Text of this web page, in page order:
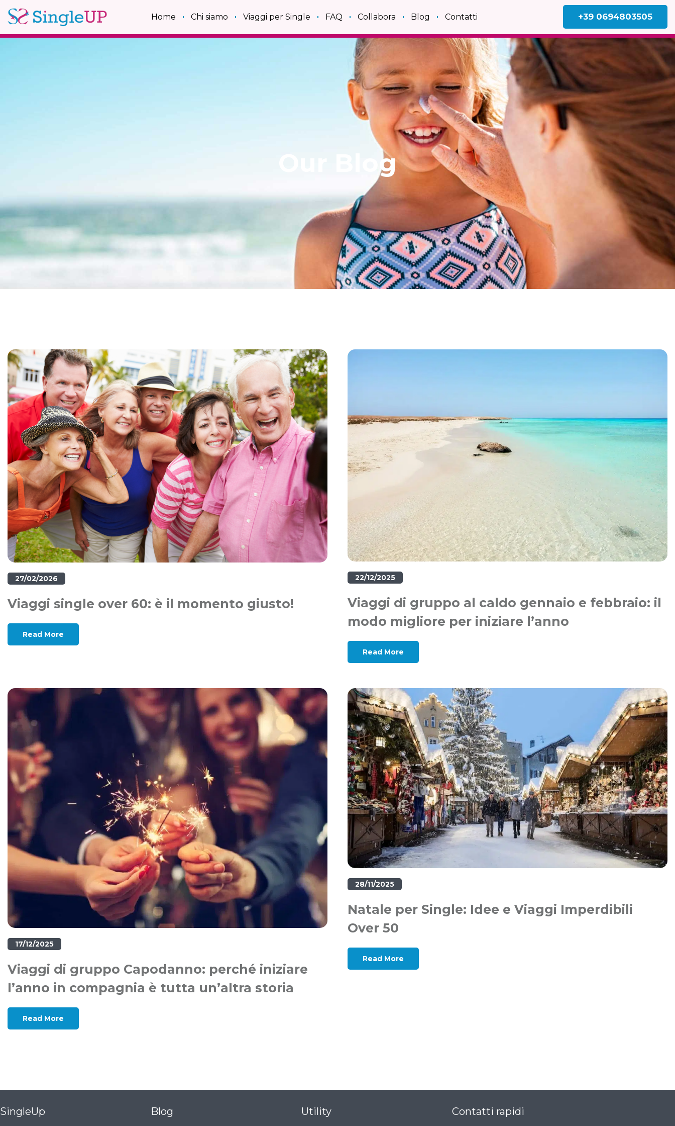
Home Chi siamo Viaggi per Single FAQ Collabora Blog Contatti +39 0694803505
Our Blog
27/02/2026
Viaggi single over 60: è il momento giusto!
Read More
22/12/2025
Viaggi di gruppo al caldo gennaio e febbraio: il
modo migliore per iniziare l’anno
Read More
17/12/2025
Viaggi di gruppo Capodanno: perché iniziare
l’anno in compagnia è tutta un’altra storia
Read More
28/11/2025
Natale per Single: Idee e Viaggi Imperdibili
Over 50
Read More
SingleUp Blog Utility Contatti rapidi